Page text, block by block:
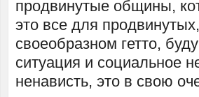
продвинутые общины,
это все для
своеобразном гетто,
ситуация и социальное
ненависть, это в свою